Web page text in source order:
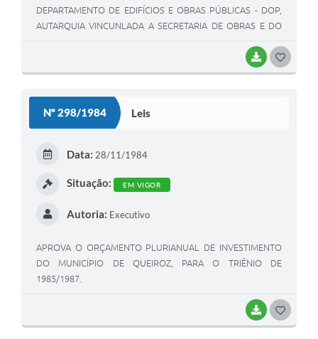
BAIXAR
DEPARTAMENTO DE EDIFÍCIOS E OBRAS PÚBLICAS - DOP,
AUTARQUIA VINCUNLADA A SECRETARIA DE OBRAS E DO
OBJETIVANDO CONSTRUÇÃO DE PONTE METÁLICA.
Nº 298/1984 Leis
BAIXAR
Data: 28/11/1984
Situação: EM VIGOR
Autoria: Executivo
APROVA O ORÇAMENTO PLURIANUAL DE INVESTIMENTO
DO MUNICÍPIO DE QUEIROZ, PARA O TRIÊNIO DE
1985/1987.